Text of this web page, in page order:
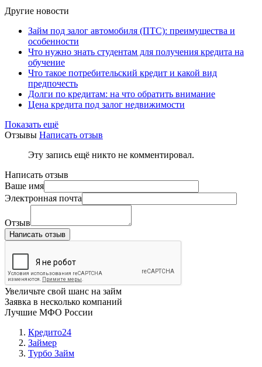
Другие новости
Займ под залог автомобиля (ПТС): преимущества и
особенности
Что нужно знать студентам для получения кредита на
обучение
Что такое потребительский кредит и какой вид
предпочесть
Долги по кредитам: на что обратить внимание
Цена кредита под залог недвижимости
Показать ещё
Отзывы Написать отзыв
Эту запись ещё никто не комментировал.
Написать отзыв
Ваше имя
Электронная почта
Отзыв
Написать отзыв
Увеличьте свой шанс на займ
Заявка в несколько компаний
Лучшие МФО России
Кредито24
Займер
Турбо Займ